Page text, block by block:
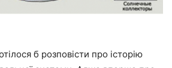
б розповісти про історію